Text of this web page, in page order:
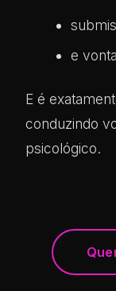
e
E é
conduzindo
psicológico.